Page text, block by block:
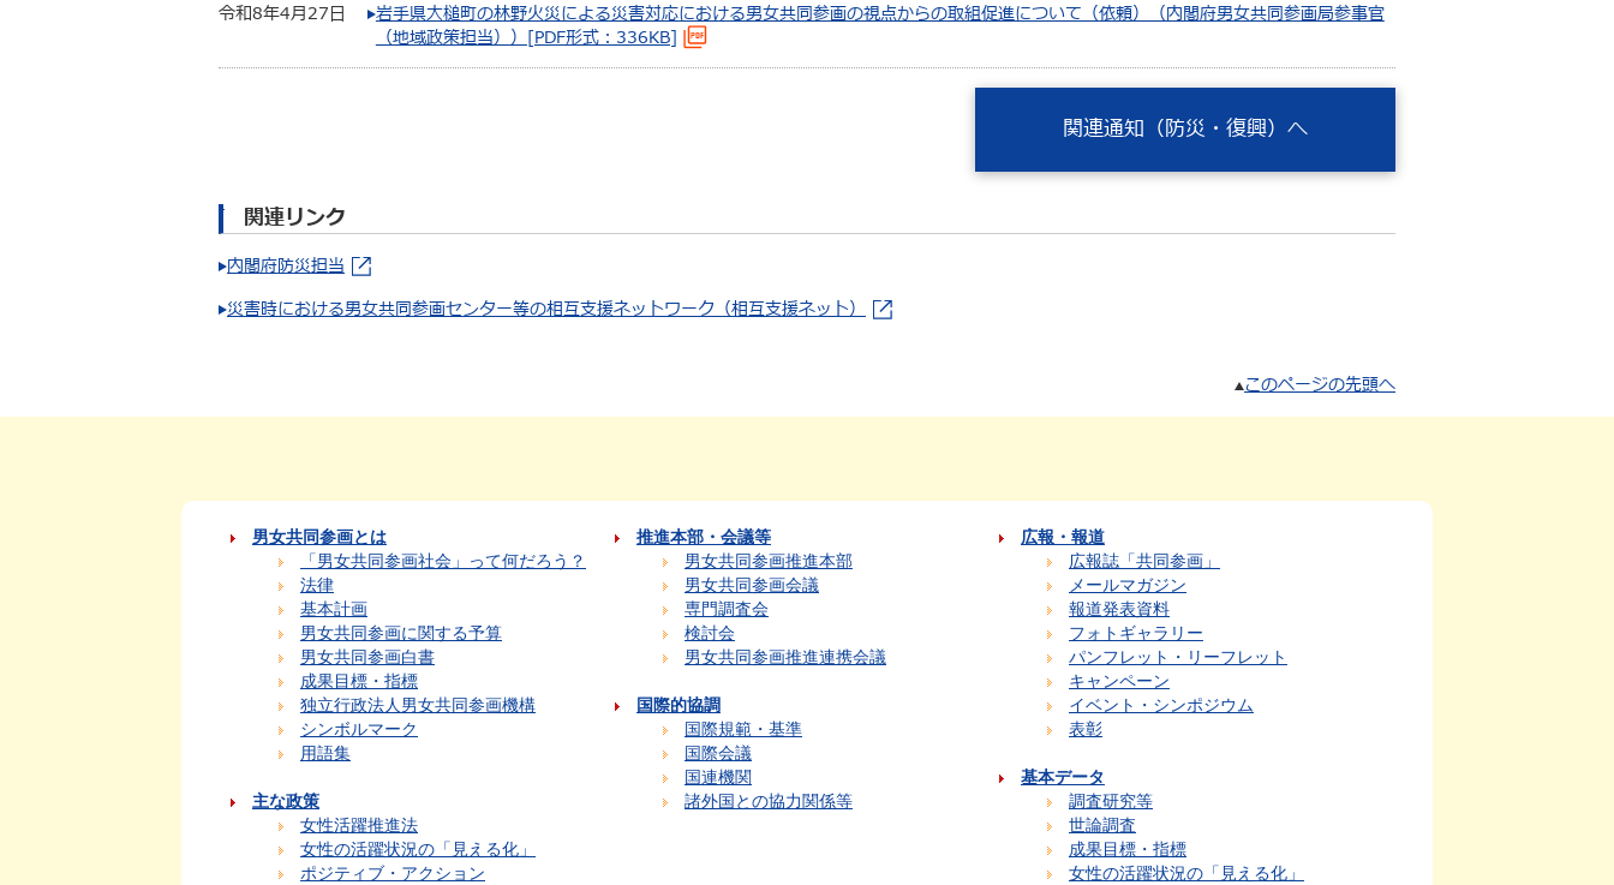
令和8年4月27日
岩手県大槌町の林野火災による災害対応における男女共同参画の視点からの取組促進について（依頼）（内閣府男女共同参画局参事官
（地域政策担当））[PDF形式：336KB]
関連通知（防災・復興）へ
関連リンク
内閣府防災担当
災害時における男女共同参画センター等の相互支援ネットワーク（相互支援ネット）
このページの先頭へ